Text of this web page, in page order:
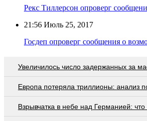
Рекс Тиллерсон опроверг
21:56 Июль 25, 2017
Госдеп опроверг сообщения о
Увеличилось число задержанных за
Европа потеряла триллионы: анализ
Взрывчатка в небе над Германией: